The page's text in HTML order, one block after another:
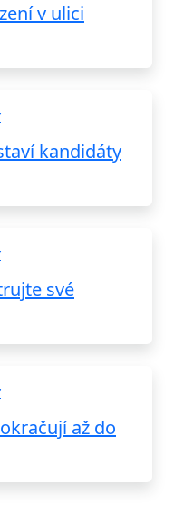
v ulici
kandidáty
své
až do